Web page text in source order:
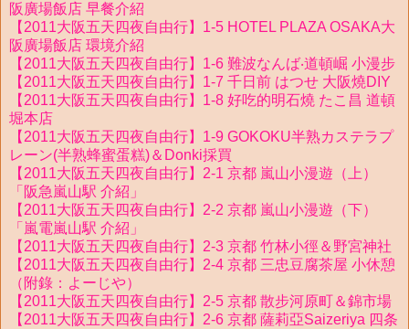
阪廣場飯店 早餐介紹
【2011大阪五天四夜自由行】1-5 HOTEL PLAZA OSAKA大
阪廣場飯店 環境介紹
【2011大阪五天四夜自由行】1-6 難波なんば‧道頓崛 小漫步
【2011大阪五天四夜自由行】1-7 千日前 はつせ 大阪燒DIY
【2011大阪五天四夜自由行】1-8 好吃的明石燒 たこ昌 道頓
堀本店
【2011大阪五天四夜自由行】1-9 GOKOKU半熟カステラプ
レーン(半熟蜂蜜蛋糕)＆Donki採買
【2011大阪五天四夜自由行】2-1 京都 嵐山小漫遊（上）
「阪急嵐山駅 介紹」
【2011大阪五天四夜自由行】2-2 京都 嵐山小漫遊（下）
「嵐電嵐山駅 介紹」
【2011大阪五天四夜自由行】2-3 京都 竹林小徑＆野宮神社
【2011大阪五天四夜自由行】2-4 京都 三忠豆腐茶屋 小休憩
（附錄：よーじや）
【2011大阪五天四夜自由行】2-5 京都 散步河原町＆錦市場
【2011大阪五天四夜自由行】2-6 京都 薩莉亞Saizeriya 四条